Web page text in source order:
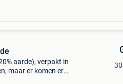
aarde), verpakt in
maar er komen er